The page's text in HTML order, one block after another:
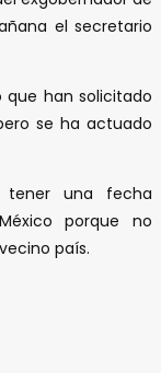
el secretario
han solicitado
se ha actuado
tener una fecha
porque no
país.